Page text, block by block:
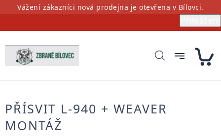
PřejítVážení zákazníci nová prodejna je otevřena v Bílovci.
PŘÍSVIT L-940 + WEAVER
MONTÁŽ